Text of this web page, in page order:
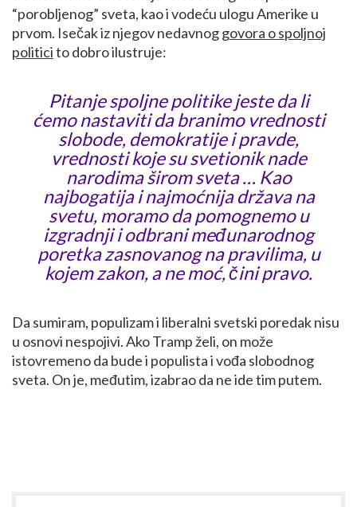
“porobljenog” sveta, kao i vodeću ulogu Amerike u
prvom. Isečak iz njegov nedavnoggovora o spoljnoj
politicito dobro ilustruje:
Pitanje spoljne politike jeste da li
ćemo nastaviti da branimo vrednosti
slobode, demokratije i pravde,
vrednosti koje su svetionik nade
narodima širom sveta … Kao
najbogatija i najmoćnija država na
svetu, moramo da pomognemo u
izgradnji i odbrani međunarodnog
poretka zasnovanog na pravilima, u
kojem zakon, a ne moć, čini pravo.
Da sumiram, populizam i liberalni svetski poredak nisu
u osnovi nespojivi. Ako Tramp želi, on može
istovremeno da bude i populista i vođa slobodnog
sveta. On je, međutim, izabrao da ne ide tim putem.